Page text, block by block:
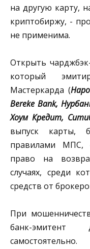
на другую карту,
криптобиржу, -
не применима.
Открыть
который
Мастеркарда (
Bereke Bank,
Хоум Кредит,
выпуск карты,
правилами МПС,
право на
случаях, среди
средств от
При
банк-